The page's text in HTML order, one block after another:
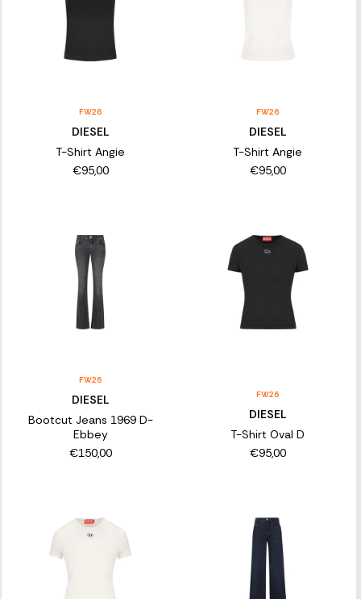
FW26
DIESEL
T-Shirt Angie
€95,00
FW26
DIESEL
T-Shirt Angie
€95,00
FW26
DIESEL
Bootcut Jeans 1969 D-
Ebbey
€150,00
FW26
DIESEL
T-Shirt Oval D
€95,00